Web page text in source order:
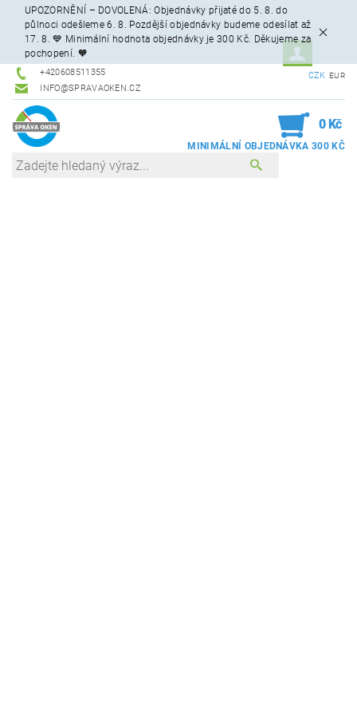
UPOZORNĚNÍ – DOVOLENÁ: Objednávky přijaté do 5. 8. do
půlnoci odešleme 6. 8. Pozdější objednávky budeme odesílat až
17. 8. 💙 Minimální hodnota objednávky je 300 Kč. Děkujeme za
pochopení. 🧡
+420608511355
INFO@SPRAVAOKEN.CZ
CZK EUR
0 Kč